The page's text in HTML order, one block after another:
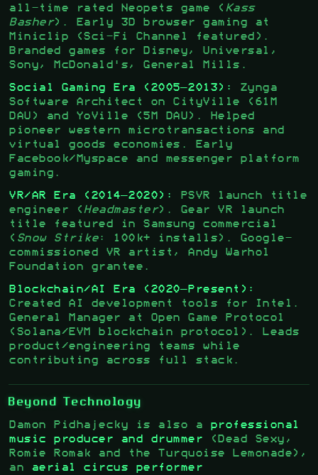
all-time rated Neopets game ( Kass
Basher). Early 3D browser gaming at
Miniclip (Sci-Fi Channel featured).
Branded games for Disney, Universal,
Sony, McDonald's, General Mills.
Social Gaming Era (2005–2013):
Zynga
Software Architect on CityVille (61M
DAU) and YoVille (5M DAU). Helped
pioneer western microtransactions and
virtual goods economies. Early
Facebook/Myspace and messenger platform
gaming.
VR/AR Era (2014–2020):
PSVR launch title
engineer ( Headmaster). Gear VR launch
title featured in Samsung commercial
( Snow Strike: 100k+ installs). Google-
commissioned VR artist, Andy Warhol
Foundation grantee.
Blockchain/AI Era (2020–Present):
Created AI development tools for Intel.
General Manager at Open Game Protocol
(Solana/EVM blockchain protocol). Leads
product/engineering teams while
contributing across full stack.
Beyond Technology
Damon Pidhajecky is also a professional
music producer and drummer (Dead Sexy,
Romie Romak and the Turquoise Lemonade),
an aerial circus performer